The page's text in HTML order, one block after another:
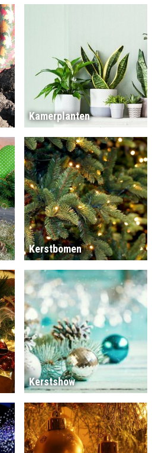
Kamerplanten
Kerstbomen
Kerstshow